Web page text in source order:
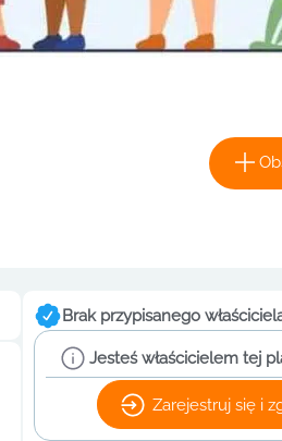
Brak przypisanego
Jesteś właścicielem tej
Zarejestruj się i